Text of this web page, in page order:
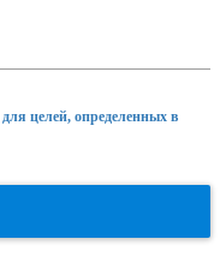
целей, определенных в